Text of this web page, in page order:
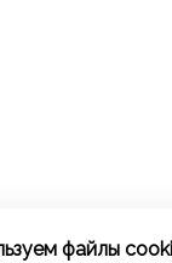
файлы